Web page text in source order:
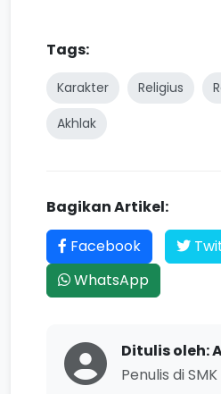
Tags:
Karakter Religius
Akhlak
Bagikan Artikel:
Facebook
WhatsApp
Ditulis oleh:
Penulis di